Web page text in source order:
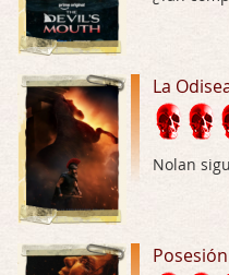
Hungry
Por: Croc
Las 10 películas gore de
Por: JORDI CRUYFF
Possession
La
Nolan